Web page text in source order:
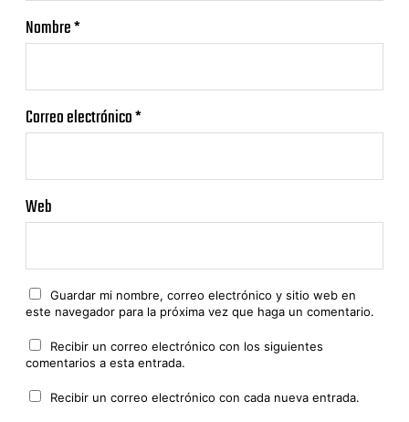
Nombre*
Correo electrónico*
Web
Guardar mi nombre, correo electrónico y sitio web en
este navegador para la próxima vez que haga un comentario.
Recibir un correo electrónico con los siguientes
comentarios a esta entrada.
Recibir un correo electrónico con cada nueva entrada.